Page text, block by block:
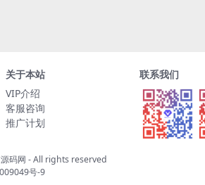
关于本站
VIP介绍
客服咨询
推广计划
联系我们
码网 - All rights reserved
号-9